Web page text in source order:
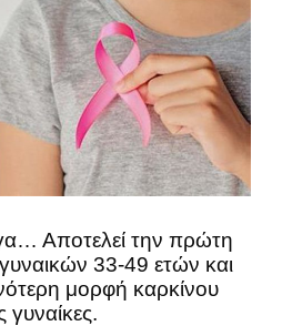
Αποτελεί την πρώτη
33-49 ετών και
μορφή καρκίνου
γυναίκες.